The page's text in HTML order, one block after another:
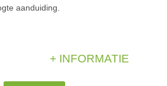
aanduiding.
+ INFORMATIE